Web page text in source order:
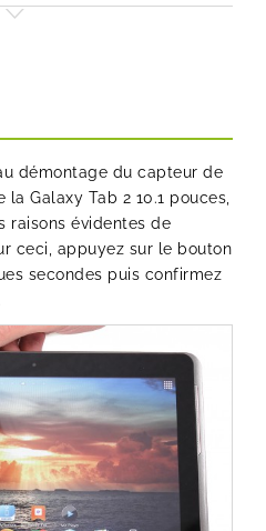
démontage du capteur de
Galaxy Tab 2 10.1 pouces,
raisons évidentes de
ceci, appuyez sur le bouton
secondes puis confirmez